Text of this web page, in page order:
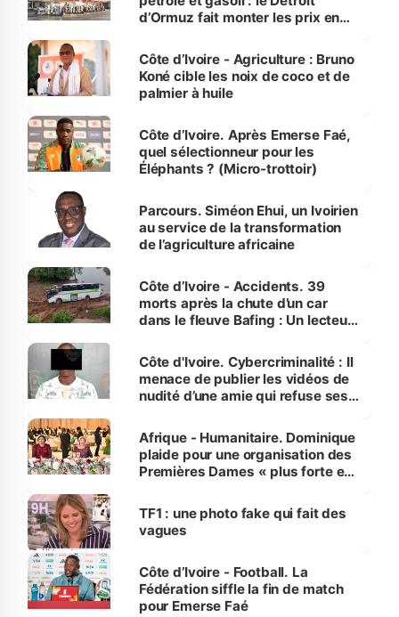
d’Ormuz fait monter les prix en
Côte d’Ivoire - Agriculture : Bruno
Koné cible les noix de coco et de
palmier à huile
Côte d’Ivoire. Après Emerse Faé,
quel sélectionneur pour les
Éléphants ? (Micro-trottoir)
Parcours. Siméon Ehui, un Ivoirien
au service de la transformation
de l’agriculture africaine
Côte d’Ivoire - Accidents. 39
morts après la chute d’un car
dans le fleuve Bafing : Un lecteur
des Transports
Côte d'Ivoire. Cybercriminalité : Il
menace de publier les vidéos de
nudité d’une amie qui refuse ses
Afrique - Humanitaire. Dominique
plaide pour une organisation des
Premières Dames « plus forte et
sur la scène internationale »
TF1 : une photo fake qui fait des
vagues
Côte d’Ivoire - Football. La
Fédération siffle la fin de match
pour Emerse Faé